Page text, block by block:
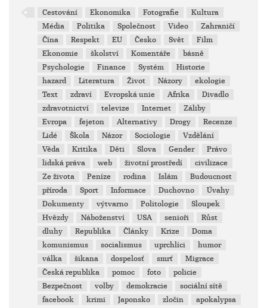
Cestování Ekonomika Fotografie
Kultura
Média
Politika Společnost Video
Zahraničí
Čína
Respekt EU Česko Svět
Film
Ekonomie
školství Komentáře
básně
Psychologie
Finance Systém
Historie
hazard
Literatura Život Názory
ekologie
Text
zdraví Evropská unie Afrika
Divadlo
zdravotnictví
televize Internet
Záliby
Evropa
fejeton Alternativy Drogy
Recenze
Lidé
Škola Názor Sociologie
Vzdělání
Věda
Kritika Děti Slova Gender
Právo
lidská práva
web životní prostředí
civilizace
Ze života
Peníze rodina Islám
Budoucnost
příroda
Sport Informace Duchovno
Úvahy
Dokumenty
výtvarno Politologie
Sloupek
Hvězdy
Náboženství USA senioři
Růst
dluhy
Republika Články Krize
Doma
komunismus
socialismus uprchlíci
humor
válka
šikana dospelosť smrť
Migrace
Česká republika
pomoc foto
policie
Bezpečnost
volby demokracie
sociální sítě
facebook
krimi Japonsko zločin
apokalypsa